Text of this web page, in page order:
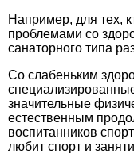
Например, для тех,
проблемами со
санаторного типа
Со слабеньким
значительные
естественным
воспитанников
любит спорт и